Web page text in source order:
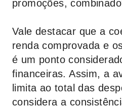
promoções,
Vale destacar que a
renda comprovada e
é um ponto
financeiras. Assim, a
limita ao total das
considera a